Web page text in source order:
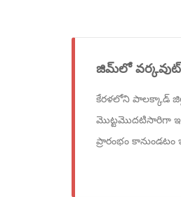
జిమ్‌లో
కేరళలోని పాలక్కాడ్
మొట్టమొదటిసారిగా
ప్రారంభం కానుండటం